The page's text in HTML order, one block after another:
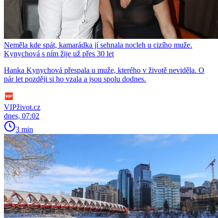
Neměla kde spát, kamarádka jí sehnala nocleh u cizího muže.
Kynychová s ním žije už přes 30 let
Hanka Kynychová přespala u muže, kterého v životě neviděla. O
pár let později si ho vzala a jsou spolu dodnes.
VIPživot.cz
dnes, 07:02
3 min